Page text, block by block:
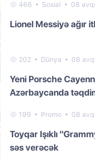
466 Sosial 08
Lionel Messiyə ağır
202 Dünya 08
Yeni Porsche
Azərbaycanda
199 Promo 08
Toyqar Işıklı
səs verəcək